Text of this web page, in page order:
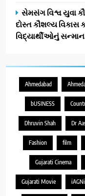
સેમસંગ વિશ્વ યુવા
દોસ્ત કૌશલ્ય વિકાસ
વિદ્યાર્થીઓનું
Ahmedabad
bUSINESS
Dhruvin Shah Dr
Fashion film
Gujarati Cinema
Gujarati Movie iAGNi